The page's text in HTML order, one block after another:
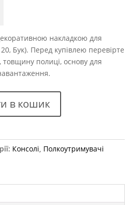
накладкою для
Бук). Перед купівлею перевірте
товщину полиці, основу для
в кошик
Консолі, Полкоутримувачі